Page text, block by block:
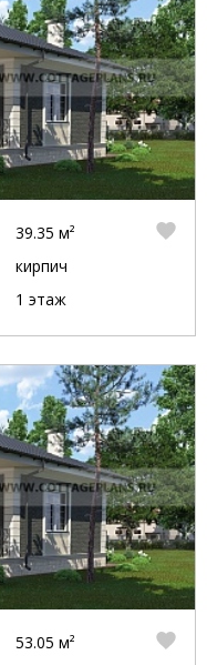
39.35 м²
кирпич
1 этаж
53.05 м²